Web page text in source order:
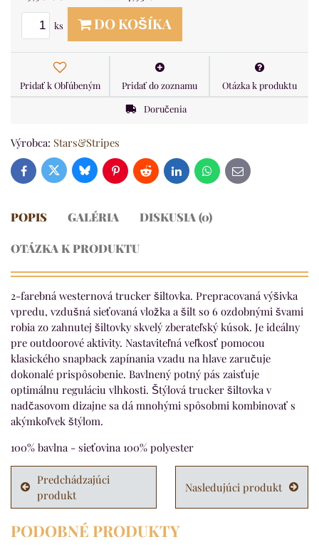
ks DO KOŠÍKA
Pridať k Obľúbeným Pridať do zoznamu
Otázka k produktu
Doručenia
Výrobca: Stars&Stripes
FacebookTwitterBlueskyPinterestReddit LinkedInWhatsApp
E-
mail
POPIS GALÉRIA DISKUSIA (0)
OTÁZKA K PRODUKTU
2-farebná westernová trucker šiltovka. Prepracovaná výšivka
vpredu, vzdušná sieťovaná vložka a šilt so 6 ozdobnými švami
robia zo zahnutej šiltovky skvelý zberateľský kúsok. Je ideálny
pre outdoorové aktivity. Nastaviteľná veľkosť pomocou
klasického snapback zapínania vzadu na hlave zaručuje
dokonalé prispôsobenie. Bavlnený potný pás zaisťuje
optimálnu reguláciu vlhkosti. Štýlová trucker šiltovka v
nadčasovom dizajne sa dá mnohými spôsobmi kombinovať s
akýmkoľvek štýlom.
100% bavlna - sieťovina 100% polyester
Predchádzajúci
produkt
Nasledujúci produkt
PODOBNÉ PRODUKTY